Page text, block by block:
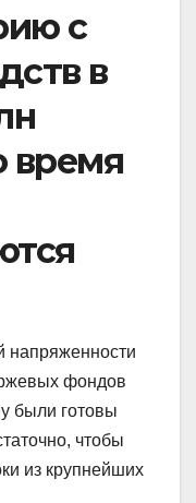
с
в
время
напряженности
фондов
были готовы
чтобы
из крупнейших